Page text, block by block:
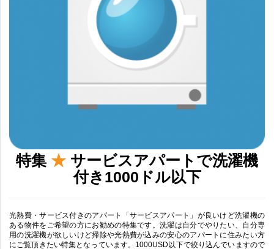
特集 ★ サービスアパートで洗濯機
付き1000ドル以下
光熱費・サービス付きのアパート「サービスアパート」が良いけど洗濯機の
ある物件をご希望の方にお勧めの特集です。洗濯は自分でやりたい、自分専
用の洗濯機が欲しいけど掃除や光熱費が込みの安心のアパートに住みたい方
にご覧頂きたい特集となっています。1000USD以下で絞り込んでいますので